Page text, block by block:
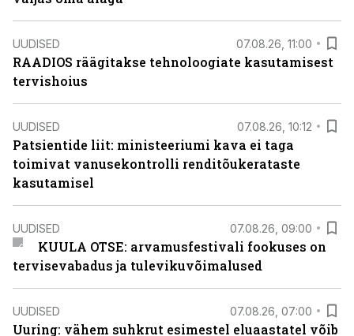
UUDISED 07.08.26, 11:00
RAADIOS räägitakse tehnoloogiate kasutamisest
tervishoius
UUDISED 07.08.26, 10:12
Patsientide liit: ministeeriumi kava ei taga
toimivat vanusekontrolli renditõukerataste
kasutamisel
UUDISED 07.08.26, 09:00
KUULA OTSE: arvamusfestivali fookuses on
tervisevabadus ja tulevikuvõimalused
UUDISED 07.08.26, 07:00
Uuring: vähem suhkrut esimestel eluaastatel võib